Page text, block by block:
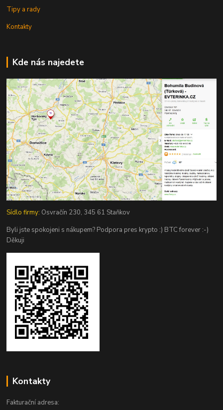
Tipy a rady
Kontakty
Kde nás najedete
Sídlo firmy: Osvračín 230, 345 61 Staňkov
Byli jste spokojeni s nákupem? Podpora pres krypto :) BTC forever :-)
Děkuji
Kontakty
Fakturační adresa: